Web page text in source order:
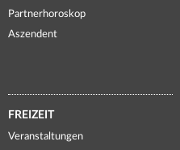
Partnerhoroskop
Aszendent
FREIZEIT
Veranstaltungen